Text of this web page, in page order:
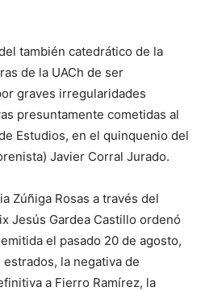
también catedrático de la
de la UACh de ser
graves irregularidades
presuntamente cometidas al
Estudios, en el quinquenio del
Javier Corral Jurado.
Zúñiga Rosas a través del
Jesús Gardea Castillo ordenó
el pasado 20 de agosto,
la negativa de
a Fierro Ramírez, la